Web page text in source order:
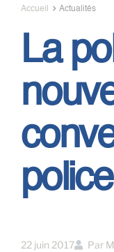
Accueil Actualités
La
22 juin 2017 Par